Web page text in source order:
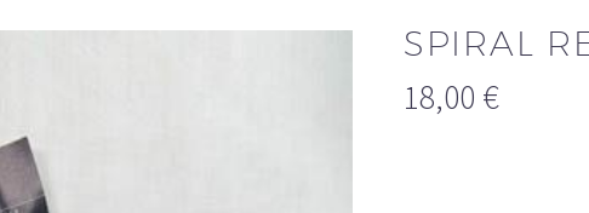
SPIRAL
18,00 €